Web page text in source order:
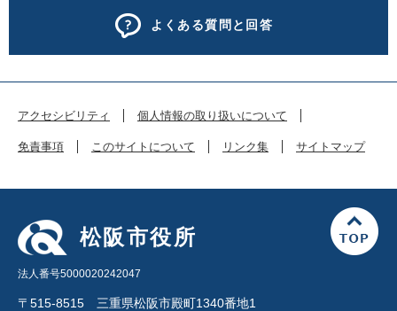
よくある質問と回答
アクセシビリティ 個人情報の取り扱いについて
免責事項 このサイトについて リンク集 サイトマップ
松阪市役所
法人番号5000020242047
〒515-8515 三重県松阪市殿町1340番地1